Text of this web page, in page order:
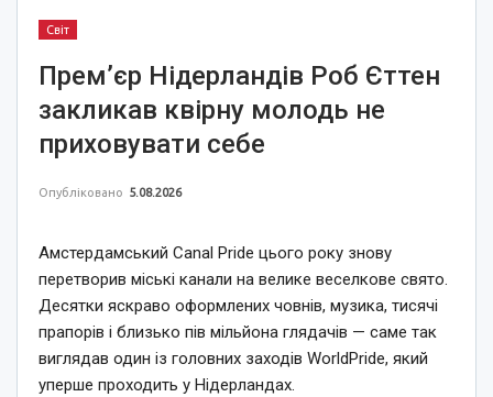
Світ
Прем’єр Нідерландів Роб Єттен
закликав квірну молодь не
приховувати себе
Опубліковано 5.08.2026
Амстердамський Canal Pride цього року знову
перетворив міські канали на велике веселкове свято.
Десятки яскраво оформлених човнів, музика, тисячі
прапорів і близько пів мільйона глядачів — саме так
виглядав один із головних заходів WorldPride, який
уперше проходить у Нідерландах.